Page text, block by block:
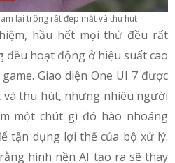
lại trông rất đẹp mắt và thu hút
hầu hết mọi thứ đều rất
đều hoạt động ở hiệu suất cao
Giao diện One UI 7 được
thu hút, nhưng nhiêu người
một chút gì đó hào nhoáng
tận dụng lợi thế của bộ xử lý.
hình nền AI tạo ra sẽ thay